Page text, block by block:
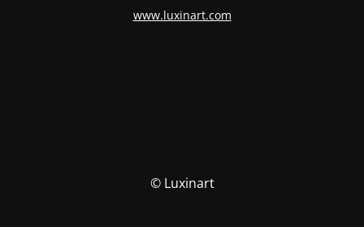
www.luxinart.com
© Luxinart